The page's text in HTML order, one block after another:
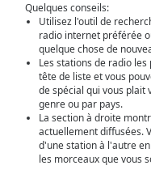
Quelques conseils:
Utilisez l'outil de
radio internet préférée
quelque chose de
Les stations de radio
tête de liste et vous
de spécial qui vous
genre ou par pays.
La section à droite
actuellement diffusées.
d'une station à l'autre
les morceaux que vous